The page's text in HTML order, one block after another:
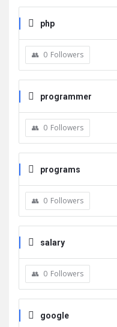
php
0 Followers
programmer
0 Followers
programs
0 Followers
salary
0 Followers
google